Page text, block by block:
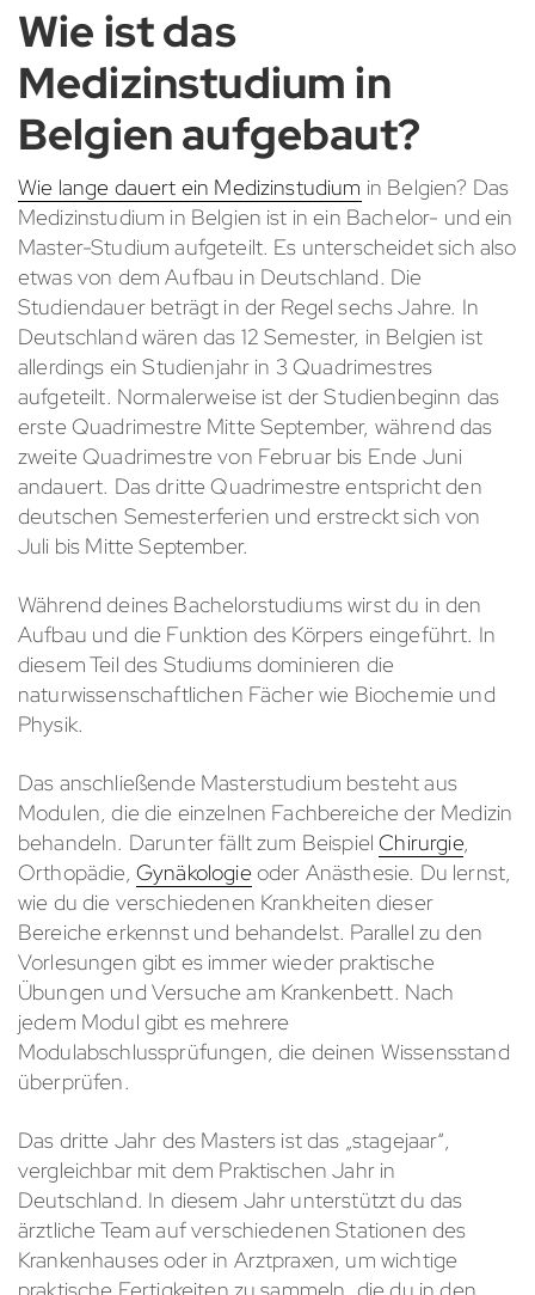
Wie ist das
Medizinstudium in
Belgien aufgebaut?
Wie lange dauert ein Medizinstudium in Belgien? Das
Medizinstudium in Belgien ist in ein Bachelor- und ein
Master-Studium aufgeteilt. Es unterscheidet sich also
etwas von dem Aufbau in Deutschland. Die
Studiendauer beträgt in der Regel sechs Jahre. In
Deutschland wären das 12 Semester, in Belgien ist
allerdings ein Studienjahr in 3 Quadrimestres
aufgeteilt. Normalerweise ist der Studienbeginn das
erste Quadrimestre Mitte September, während das
zweite Quadrimestre von Februar bis Ende Juni
andauert. Das dritte Quadrimestre entspricht den
deutschen Semesterferien und erstreckt sich von
Juli bis Mitte September.
Während deines Bachelorstudiums wirst du in den
Aufbau und die Funktion des Körpers eingeführt. In
diesem Teil des Studiums dominieren die
naturwissenschaftlichen Fächer wie Biochemie und
Physik.
Das anschließende Masterstudium besteht aus
Modulen, die die einzelnen Fachbereiche der Medizin
behandeln. Darunter fällt zum BeispielChirurgie,
Orthopädie, Gynäkologieoder Anästhesie. Du lernst,
wie du die verschiedenen Krankheiten dieser
Bereiche erkennst und behandelst. Parallel zu den
Vorlesungen gibt es immer wieder praktische
Übungen und Versuche am Krankenbett. Nach
jedem Modul gibt es mehrere
Modulabschlussprüfungen, die deinen Wissensstand
überprüfen.
Das dritte Jahr des Masters ist das „stagejaar“,
vergleichbar mit dem Praktischen Jahr in
Deutschland. In diesem Jahr unterstützt du das
ärztliche Team auf verschiedenen Stationen des
Krankenhauses oder in Arztpraxen, um wichtige